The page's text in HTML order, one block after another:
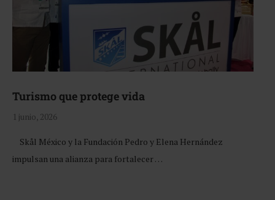
Turismo que protege vida
1 junio, 2026
Skål México y la Fundación Pedro y Elena Hernández
impulsan una alianza para fortalecer …